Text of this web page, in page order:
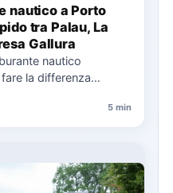
nautico a Porto
tra Palau, La
Gallura
nautico
la differenza
5 min